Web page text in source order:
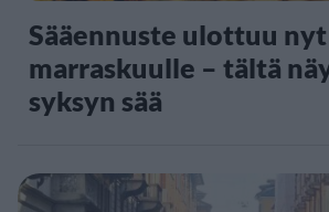
Sääennuste ulottuu nyt
marraskuulle – tältä
syksyn sää